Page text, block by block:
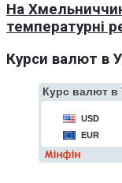
На
температурні
Курси валют в